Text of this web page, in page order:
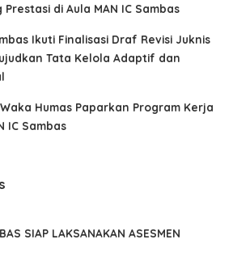
di Aula MAN IC Sambas
Ikuti Finalisasi Draf Revisi Juknis
Tata Kelola Adaptif dan
Waka Humas Paparkan Program Kerja
IC Sambas
SIAP LAKSANAKAN ASESMEN